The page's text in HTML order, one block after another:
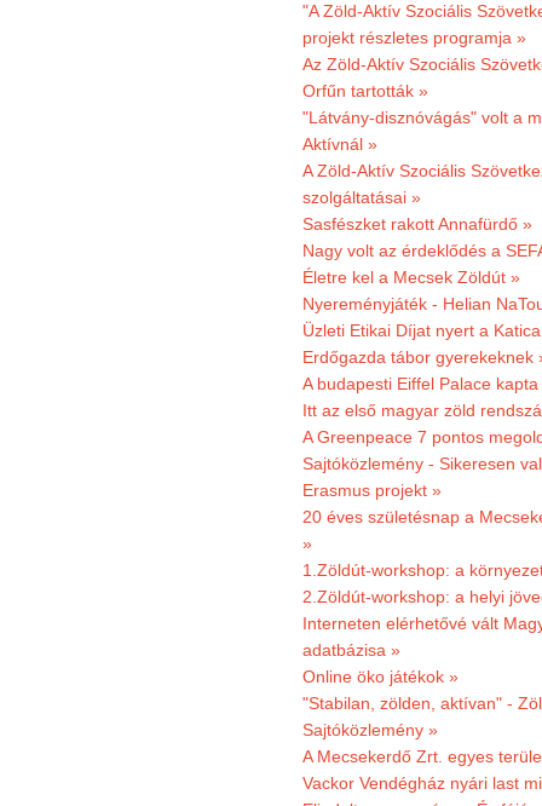
"A Zöld-Aktív Szociális
projekt részletes programja »
Az Zöld-Aktív Szociális
Orfűn tartották »
"Látvány-disznóvágás" volt a
Aktívnál »
A Zöld-Aktív Szociális
szolgáltatásai »
Sasfészket rakott Annafürdő »
Nagy volt az érdeklődés a
Életre kel a Mecsek Zöldút »
Nyereményjáték - Helian
Üzleti Etikai Díjat nyert a
Erdőgazda tábor gyerekeknek
A budapesti Eiffel Palace
Itt az első magyar zöld
A Greenpeace 7 pontos
Sajtóközlemény - Sikeresen
Erasmus projekt »
20 éves születésnap a
»
1.Zöldút-workshop: a
2.Zöldút-workshop: a helyi
Interneten elérhetővé vált
adatbázisa »
Online öko játékok »
"Stabilan, zölden, aktívan" -
Sajtóközlemény »
A Mecsekerdő Zrt. egyes
Vackor Vendégház nyári last